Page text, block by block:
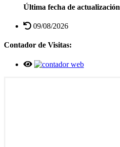
Última fecha de actualización
09/08/2026
Contador de Visitas: